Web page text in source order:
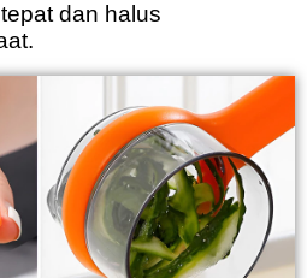
dan halus